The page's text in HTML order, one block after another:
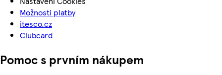
Možnosti platby
itesco.cz
Clubcard
Pomoc s prvním nákupem